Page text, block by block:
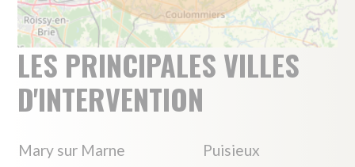
Les services proposés par
votre agence